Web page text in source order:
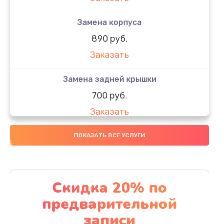
Замена корпуса
890 руб.
Заказать
Замена задней крышки
700 руб.
Заказать
Комплексная чистка
Заказать
Замена стекла
1100 руб.
ПОКАЗАТЬ ВСЕ УСЛУГИ
Скидка 20% по
предварительной